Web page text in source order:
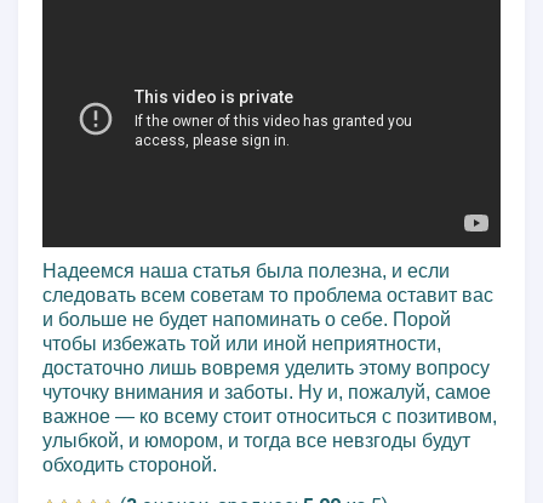
Надеемся наша статья была полезна, и если
следовать всем советам то проблема оставит вас
и больше не будет напоминать о себе. Порой
чтобы избежать той или иной неприятности,
достаточно лишь вовремя уделить этому вопросу
чуточку внимания и заботы. Ну и, пожалуй, самое
важное — ко всему стоит относиться с позитивом,
улыбкой, и юмором, и тогда все невзгоды будут
обходить стороной.